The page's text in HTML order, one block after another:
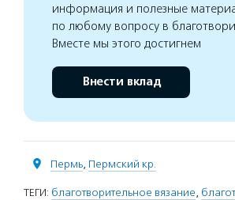
информация и полезные
по любому вопросу в
Вместе мы этого достигнем
Внести вклад
Пермь, Пермский кр.
ТЕГИ: благотворительное вязание,